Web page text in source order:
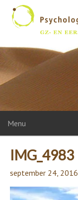
Menu
IMG_4983
september 24, 2016